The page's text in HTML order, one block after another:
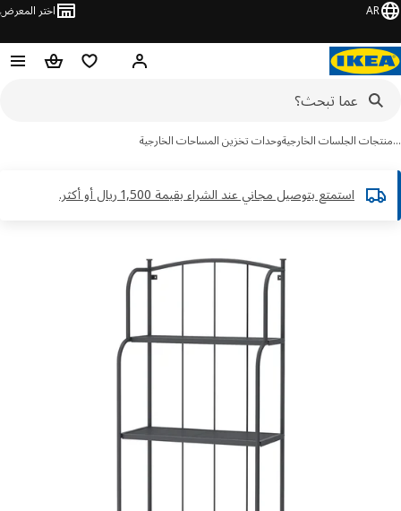
AR اختر المعرض
مرحبًا! سجل الدخول
قائمة المفضلةسلة التسوق
الجلسات الخارجيةوحدات تخزين المساحات الخارجية
استمتع بتوصيل مجاني عند الشراء بقيمة 1,500 ريال أو أكثر.​